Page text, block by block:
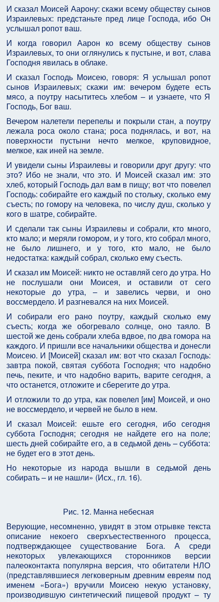
И сказал Моисей Аарону: скажи всему обществу сынов
Израилевых: предстаньте пред лице Господа, ибо Он
услышал ропот ваш.
И когда говорил Аарон ко всему обществу сынов
Израилевых, то они оглянулись к пустыне, и вот, слава
Господня явилась в облаке.
И сказал Господь Моисею, говоря: Я услышал ропот
сынов Израилевых; скажи им: вечером будете есть
мясо, а поутру насытитесь хлебом – и узнаете, что Я
Господь, Бог ваш.
Вечером налетели перепелы и покрыли стан, а поутру
лежала роса около стана; роса поднялась, и вот, на
поверхности пустыни нечто мелкое, круповидное,
мелкое, как иней на земле.
И увидели сыны Израилевы и говорили друг другу: что
это? Ибо не знали, что это. И Моисей сказал им: это
хлеб, который Господь дал вам в пищу; вот что повелел
Господь: собирайте его каждый по стольку, сколько ему
съесть; по гомору на человека, по числу душ, сколько у
кого в шатре, собирайте.
И сделали так сыны Израилевы и собрали, кто много,
кто мало; и меряли гомором, и у того, кто собрал много,
не было лишнего, и у того, кто мало, не было
недостатка: каждый собрал, сколько ему съесть.
И сказал им Моисей: никто не оставляй сего до утра. Но
не послушали они Моисея, и оставили от сего
некоторые до утра, – и завелись черви, и оно
воссмердело. И разгневался на них Моисей.
И собирали его рано поутру, каждый сколько ему
съесть; когда же обогревало солнце, оно таяло. В
шестой же день собрали хлеба вдвое, по два гомора на
каждого. И пришли все начальники общества и донесли
Моисею. И [Моисей] сказал им: вот что сказал Господь:
завтра покой, святая суббота Господня; что надобно
печь, пеките, и что надобно варить, варите сегодня, а
что останется, отложите и сберегите до утра.
И отложили то до утра, как повелел [им] Моисей, и оно
не воссмердело, и червей не было в нем.
И сказал Моисей: ешьте его сегодня, ибо сегодня
суббота Господня; сегодня не найдете его на поле;
шесть дней собирайте его, а в седьмой день – суббота:
не будет его в этот день.
Но некоторые из народа вышли в седьмой день
собирать – и не нашли» (Исх., гл. 16).
Рис. 12. Манна небесная
Верующие, несомненно, увидят в этом отрывке текста
описание некоего сверхъестественного процесса,
подтверждающее существование Бога. А среди
некоторых увлекающихся сторонников версии
палеоконтакта популярна версия, что обитатели НЛО
(представлявшиеся легковерным древним евреям под
именем «Бога») вручили Моисею некую установку,
производившую синтетический пищевой продукт – ту